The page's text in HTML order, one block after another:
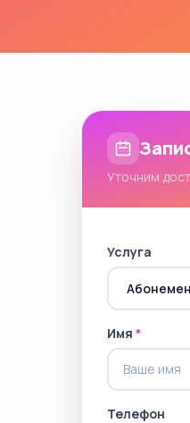
Уточним
Услуга
Имя *
Телефон